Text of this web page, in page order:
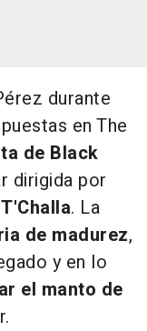
durante
en The
de Black
dirigida por
. La
de madurez,
y en lo
el manto de